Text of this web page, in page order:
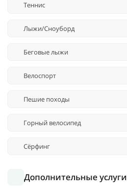
Теннис
Лыжи/Сноуборд
Беговые лыжи
Велоспорт
Пешие походы
Горный велосипед
Сёрфинг
Дополнительные услуги